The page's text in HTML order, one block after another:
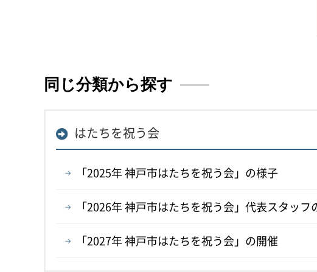
同じ分類から探す
はたちを祝う会
「2025年 神戸市はたちを祝う会」の様子
「2026年 神戸市はたちを祝う会」代表スタッフ
「2027年 神戸市はたちを祝う会」の開催